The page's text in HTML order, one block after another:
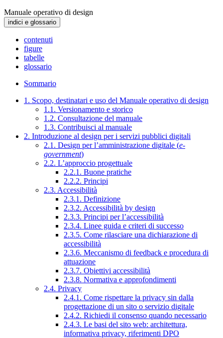
Manuale operativo di design
indici e glossario
contenuti
figure
tabelle
glossario
Sommario
1. Scopo, destinatari e uso del Manuale operativo di design
1.1. Versionamento e storico
1.2. Consultazione del manuale
1.3. Contribuisci al manuale
2. Introduzione al design per i servizi pubblici digitali
2.1. Design per l’amministrazione digitale (e-
government)
2.2. L’approccio progettuale
2.2.1. Buone pratiche
2.2.2. Principi
2.3. Accessibilità
2.3.1. Definizione
2.3.2. Accessibilità by design
2.3.3. Principi per l’accessibilità
2.3.4. Linee guida e criteri di successo
2.3.5. Come rilasciare una dichiarazione di
accessibilità
2.3.6. Meccanismo di feedback e procedura di
attuazione
2.3.7. Obiettivi accessibilità
2.3.8. Normativa e approfondimenti
2.4. Privacy
2.4.1. Come rispettare la privacy sin dalla
progettazione di un sito o servizio digitale
2.4.2. Richiedi il consenso quando necessario
2.4.3. Le basi del sito web: architettura,
informativa privacy, riferimenti DPO